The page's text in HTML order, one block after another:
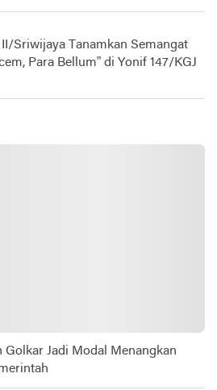
Sriwijaya Tanamkan Semangat
Para Bellum” di Yonif 147/KGJ
Golkar Jadi Modal Menangkan